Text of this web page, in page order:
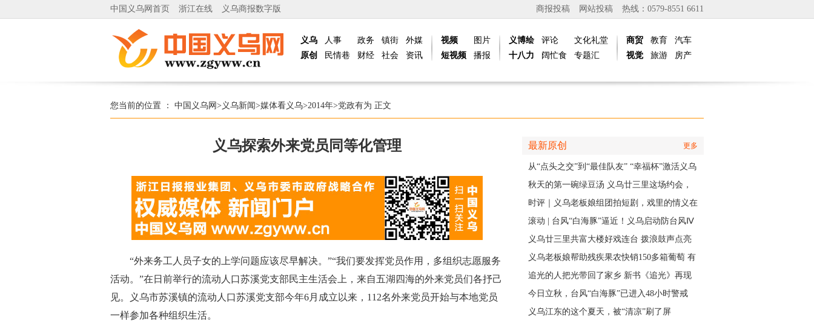
中国义乌网首页 浙江在线 义乌商报数字版 热线：0579-8551 6611
网站投稿
商报投稿
义乌
原创
人事
民情巷
政务
财经
镇街
社会
外媒
资讯
视频
短视频
图片
播报
义博绘
十八力
评论
阔忙食
文化礼堂
专题汇
商贸
视觉
教育
旅游
汽车
房产
您当前的位置 ： 中国义乌网 > 义乌新闻>媒体看义乌>2014年>党政有为 正文
义乌探索外来党员同等化管理
“外来务工人员子女的上学问题应该尽早解决。”“我们要发挥党员作用，多组织志愿服务
活动。”在日前举行的流动人口苏溪党支部民主生活会上，来自五湖四海的外来党员们各抒己
见。义乌市苏溪镇的流动人口苏溪党支部今年6月成立以来，112名外来党员开始与本地党员
一样参加各种组织生活。
最新原创 更多
从“点头之交”到“最佳队友” “幸福杯”激活义乌
稠江邻里情
秋天的第一碗绿豆汤 义乌廿三里这场约会，
主角是快递小哥
时评｜义乌老板娘组团拍短剧，戏里的情义在
现实中有了回响
滚动 | 台风“白海豚”逼近！义乌启动防台风Ⅳ
级应急响应
义乌廿三里共富大楼好戏连台 拨浪鼓声点亮
乡村之夜
义乌老板娘帮助残疾果农快销150多箱葡萄 有
人认出她还主演了部短剧
追光的人把光带回了家乡 新书《追光》再现
义商与一座城的双向奔赴
今日立秋，台风“白海豚”已进入48小时警戒
线，义乌风雨时间、雨量公布
义乌江东的这个夏天，被“清凉”刷了屏